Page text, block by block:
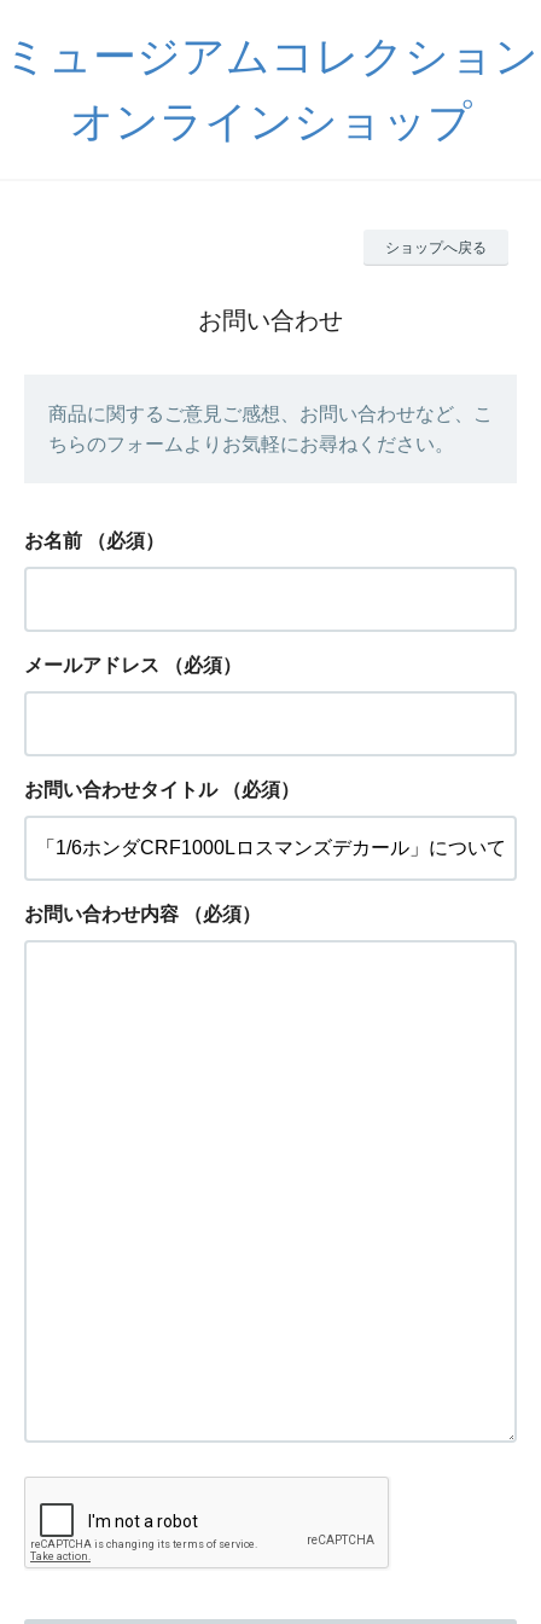
ミュージアムコレクション
オンラインショップ
ショップへ戻る
お問い合わせ
商品に関するご意見ご感想、お問い合わせなど、こ
ちらのフォームよりお気軽にお尋ねください。
お名前 （必須）
メールアドレス （必須）
お問い合わせタイトル （必須）
お問い合わせ内容 （必須）